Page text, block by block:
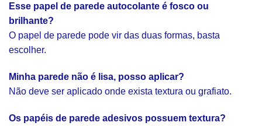
Esse papel de parede autocolante é fosco ou
brilhante?
O papel de parede pode vir das duas formas, basta
escolher.
Minha parede não é lisa, posso aplicar?
Não deve ser aplicado onde exista textura ou grafiato.
Os papéis de parede adesivos possuem textura?